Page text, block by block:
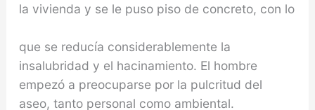
la vivienda y se le puso piso de concreto, con lo
que se reducía considerablemente la
insalubridad y el hacinamiento. El hombre
empezó a preocuparse por la pulcritud del
aseo, tanto personal como ambiental.